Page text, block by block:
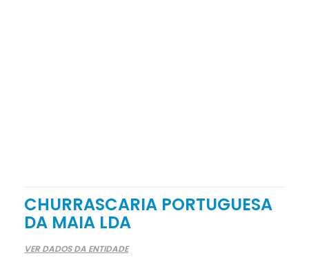
CHURRASCARIA PORTUGUESA
DA MAIA LDA
VER DADOS DA ENTIDADE